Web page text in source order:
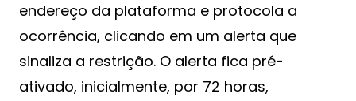
endereço da plataforma e protocola a
ocorrência, clicando em um alerta que
sinaliza a restrição. O alerta fica pré-
ativado, inicialmente, por 72 horas,